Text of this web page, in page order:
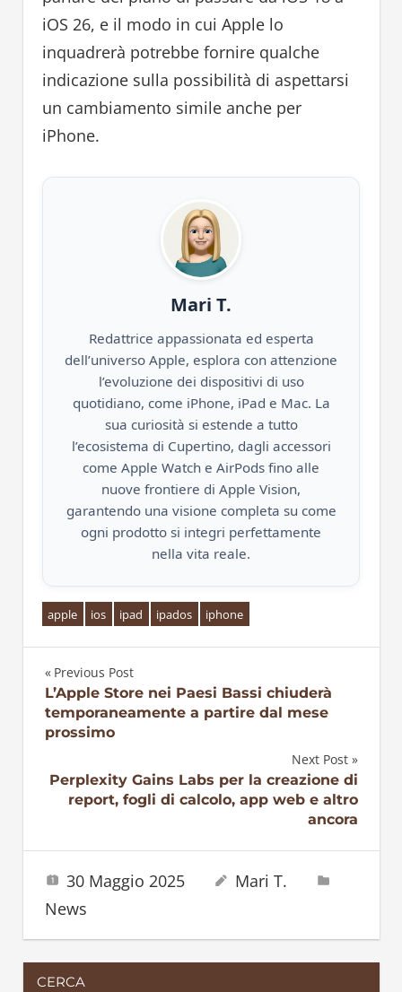
iOS 26, e il modo in cui Apple lo
inquadrerà potrebbe fornire qualche
indicazione sulla possibilità di aspettarsi
un cambiamento simile anche per
iPhone.
Mari T.
Redattrice appassionata ed esperta
dell’universo Apple, esplora con attenzione
l’evoluzione dei dispositivi di uso
quotidiano, come iPhone, iPad e Mac. La
sua curiosità si estende a tutto
l’ecosistema di Cupertino, dagli accessori
come Apple Watch e AirPods fino alle
nuove frontiere di Apple Vision,
garantendo una visione completa su come
ogni prodotto si integri perfettamente
nella vita reale.
apple ios ipad ipados iphone
Navigazione
articoli
Previous Post
L’Apple Store nei Paesi Bassi chiuderà
temporaneamente a partire dal mese
prossimo
Next Post
Perplexity Gains Labs per la creazione di
report, fogli di calcolo, app web e altro
ancora
30 Maggio 2025
Mari T.
News
CERCA